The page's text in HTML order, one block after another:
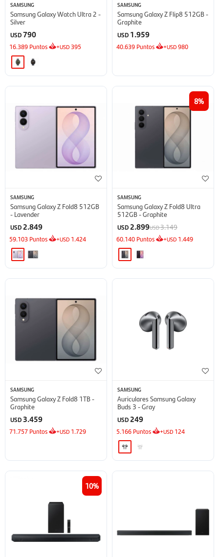
SAMSUNG
Samsung Galaxy Watch Ultra 2 -
Silver
USD790
16.389 Puntos +USD 395
SAMSUNG
Samsung Galaxy Z Flip8 512GB -
Graphite
USD 1.959
40.639 Puntos +USD980
SAMSUNG
Samsung Galaxy Z Fold8 512GB
- Lavender
USD 2.849
59.103 Puntos +USD 1.424
8
SAMSUNG
Samsung Galaxy Z Fold8 Ultra
512GB - Graphite
USD 2.899USD3.149
60.140 Puntos +USD 1.449
SAMSUNG
Samsung Galaxy Z Fold8 1TB -
Graphite
USD 3.459
71.757 Puntos +USD 1.729
SAMSUNG
Auriculares Samsung Galaxy
Buds 3 - Gray
USD 249
5.166 Puntos +USD 124
10